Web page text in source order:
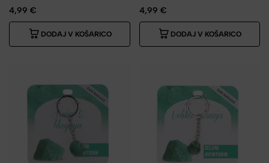
4,99 €
DODAJ V KOŠARICO
4,99 €
DODAJ V KOŠARICO